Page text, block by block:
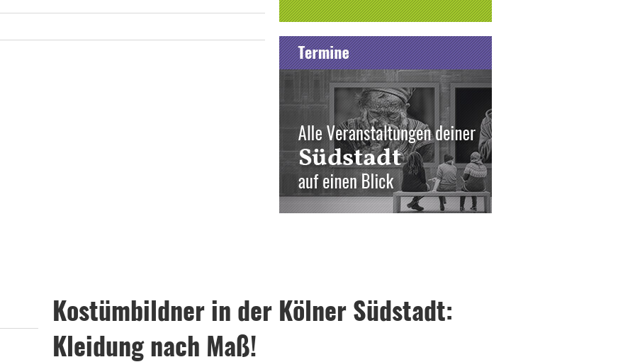
Kostümbildner in der Kölner Südstadt:
Kleidung nach Maß!